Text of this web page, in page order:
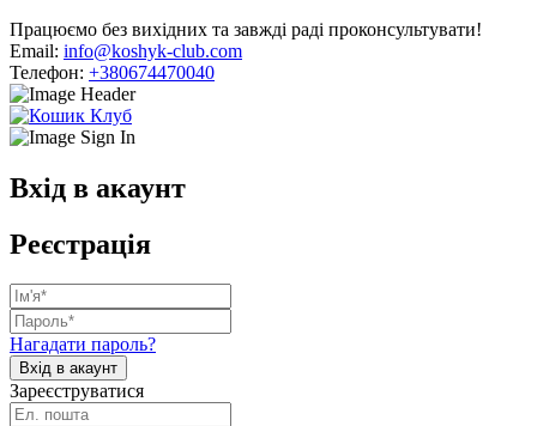
Працюємо без вихідних та завжді раді проконсультувати!
Email: info@koshyk-club.com
Телефон: +380674470040
Вхід в акаунт
Реєстрація
Нагадати пароль?
Зареєструватися